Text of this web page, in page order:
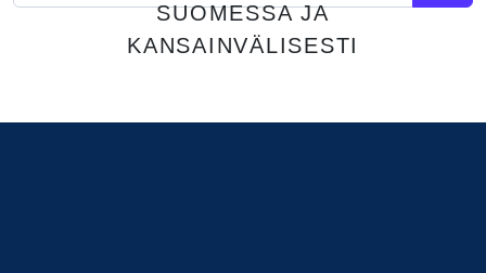
SUOMESSA JA
KANSAINVÄLISESTI